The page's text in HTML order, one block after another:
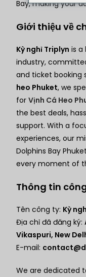
Bay, making your
Giới thiệu về
Kỳ nghỉ Triplyn is a
industry,
and ticket booking
heo Phuket, we
forVịnh Cá Heo
the best deals,
support. With a
experiences, our
Dolphins Bay
every moment of
Thông tin
Tên công ty: Kỳ
Địa chỉ đã đăng ký:
Vikaspuri, New
E-mail:
We are dedicated